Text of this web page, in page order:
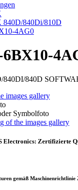
840Di/810D
4AG0
840D
images gallery
Symbolfoto
of the images gallery
Electronics: Zertifizierte
gemäß Maschinenrichtlinie